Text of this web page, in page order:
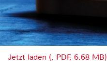
Jetzt laden (, PDF, 6.68 MB)